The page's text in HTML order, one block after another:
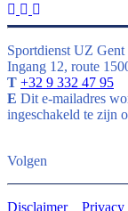
Sportdienst UZ Gent
Ingang 12, route
T +32 9 332 47 95
E Dit e-mailadres
ingeschakeld te zijn
Volgen
Disclaimer Privacy